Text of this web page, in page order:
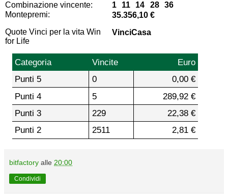
Combinazione vincente:
1 11 14 28 36
Montepremi:
35.356,10 €
Quote Vinci per la vita Win
for Life
VinciCasa
Categoria Vincite
Euro
Punti 5
0
0,00 €
Punti 4
5
289,92 €
Punti 3
229
22,38 €
Punti 2
2511 2,81 €
bitfactory alle 20:00
Condividi